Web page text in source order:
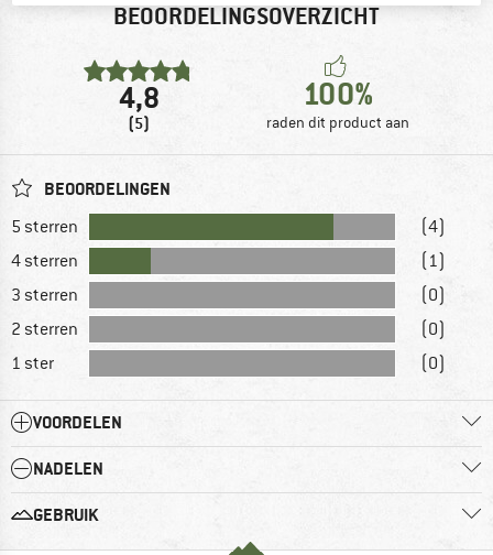
BEOORDELINGSOVERZICHT
4,8
(5)
100%
raden dit product aan
BEOORDELINGEN
5 sterren
(4)
4 sterren
(1)
3 sterren
(0)
2 sterren
(0)
1 ster
(0)
VOORDELEN
NADELEN
GEBRUIK